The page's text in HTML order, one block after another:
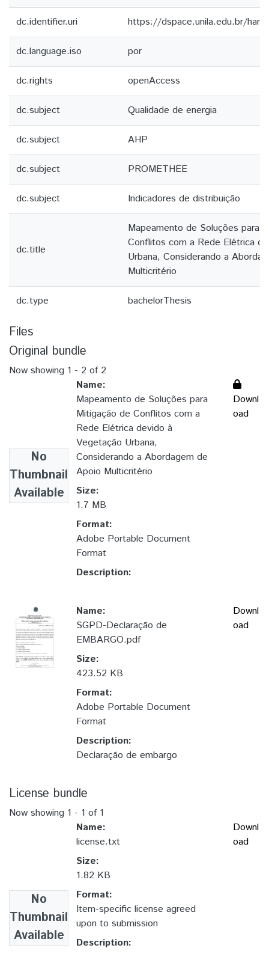
dc.identifier.uri https://dspace.unila.edu.br/
dc.language.iso por
dc.rights openAccess
dc.subject Qualidade de energia
dc.subject AHP
dc.subject PROMETHEE
dc.subject Indicadores de distribuição
dc.title
Mapeamento de Soluções para
Conflitos com a Rede Elétrica
Urbana, Considerando a
Multicritério
dc.type bachelorThesis
Files
Original bundle
Now showing 1 - 2 of 2
No
Thumbnail
Available
Name:
Mapeamento de Soluções para
Mitigação de Conflitos com a
Rede Elétrica devido à
Vegetação Urbana,
Considerando a Abordagem de
Apoio Multicritério
Size:
1.7 MB
Format:
Adobe Portable Document
Format
Description:
Downl
oad
Name:
SGPD-Declaração de
EMBARGO.pdf
Size:
423.52 KB
Format:
Adobe Portable Document
Format
Description:
Declaração de embargo
Downl
oad
License bundle
Now showing 1 - 1 of 1
No
Thumbnail
Available
Name:
license.txt
Size:
1.82 KB
Format:
Item-specific license agreed
upon to submission
Description:
Downl
oad